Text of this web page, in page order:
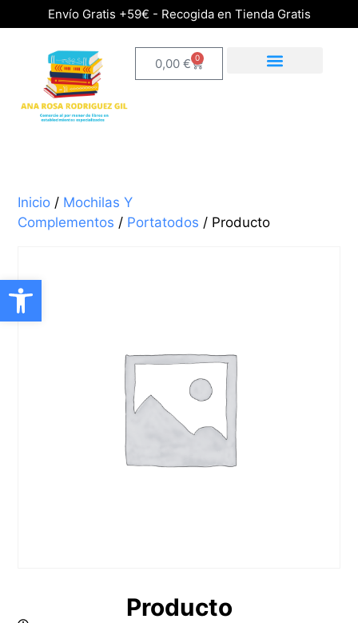
Abrir barra de herramientas
Envío Gratis +59€ - Recogida en Tienda Gratis
0,00 € 0
Producto
Inicio / Mochilas Y
Complementos / Portatodos / Producto